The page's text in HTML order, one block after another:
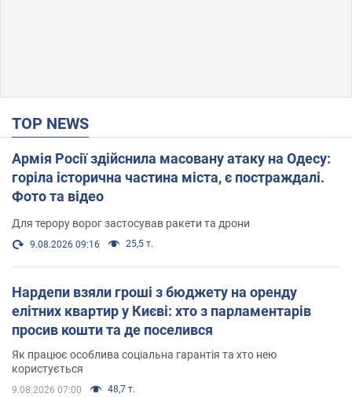
TOP NEWS
Армія Росії здійснила масовану атаку на Одесу:
горіла історична частина міста, є постраждалі.
Фото та відео
Для терору ворог застосував ракети та дрони
9.08.2026 09:16 25,5 т.
Нардепи взяли гроші з бюджету на оренду
елітних квартир у Києві: хто з парламентарів
просив кошти та де поселився
Як працює особлива соціальна гарантія та хто нею
користується
9.08.2026 07:00 48,7 т.